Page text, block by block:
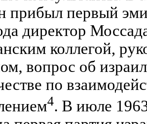
прибыл первый
директор
коллегой,
вопрос об
по
4. В июле